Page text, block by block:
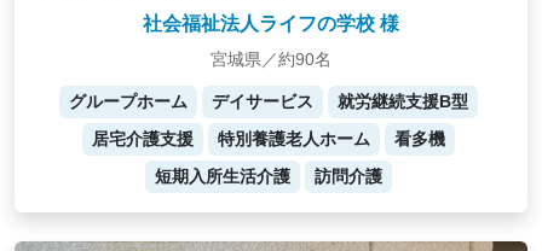
社会福祉法人ライフの学校 様
宮城県／約90名
グループホーム デイサービス
就労継続支援B型
居宅介護支援
特別養護老人ホーム
看多機
短期入所生活介護
訪問介護